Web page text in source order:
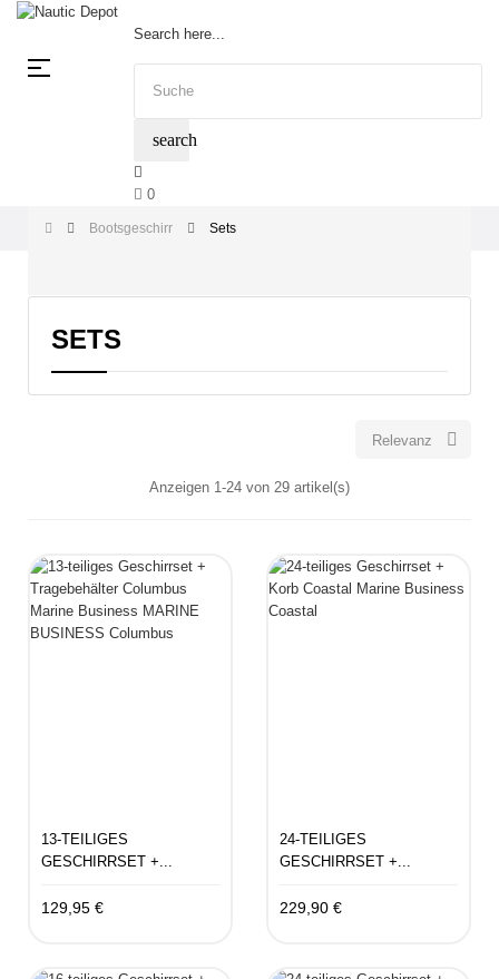
Umschalten
☰
Search here...
search
0
Bootsgeschirr Sets
SETS
Relevanz 
Anzeigen 1-24 von 29 artikel(s)
13-TEILIGES
GESCHIRRSET +...
129,95 €
24-TEILIGES
GESCHIRRSET +...
229,90 €